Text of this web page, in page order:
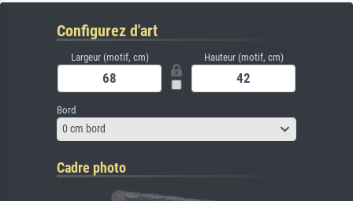
Configurez d'art
Largeur (motif, cm) Hauteur (motif, cm)
Bord
0 cm bord
Cadre photo